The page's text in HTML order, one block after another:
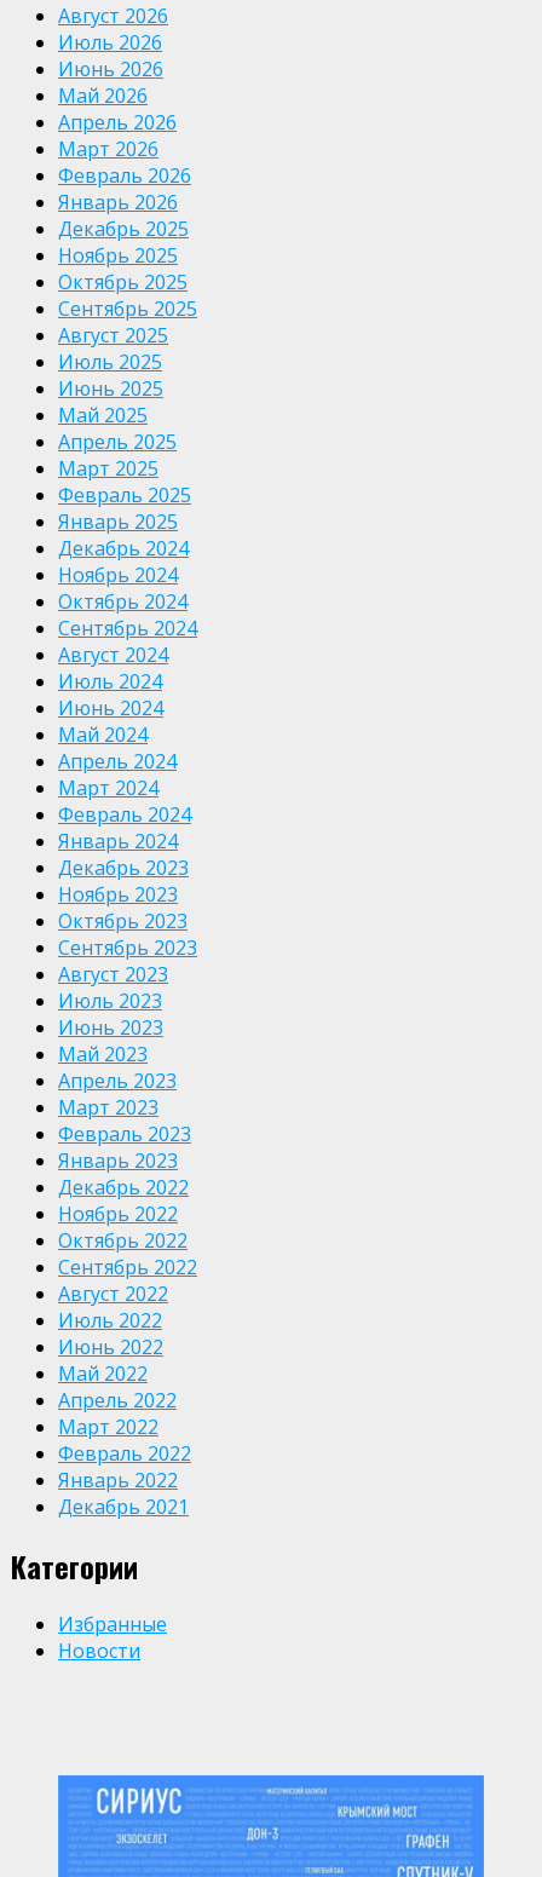
Август 2026
Июль 2026
Июнь 2026
Май 2026
Апрель 2026
Март 2026
Февраль 2026
Январь 2026
Декабрь 2025
Ноябрь 2025
Октябрь 2025
Сентябрь 2025
Август 2025
Июль 2025
Июнь 2025
Май 2025
Апрель 2025
Март 2025
Февраль 2025
Январь 2025
Декабрь 2024
Ноябрь 2024
Октябрь 2024
Сентябрь 2024
Август 2024
Июль 2024
Июнь 2024
Май 2024
Апрель 2024
Март 2024
Февраль 2024
Январь 2024
Декабрь 2023
Ноябрь 2023
Октябрь 2023
Сентябрь 2023
Август 2023
Июль 2023
Июнь 2023
Май 2023
Апрель 2023
Март 2023
Февраль 2023
Январь 2023
Декабрь 2022
Ноябрь 2022
Октябрь 2022
Сентябрь 2022
Август 2022
Июль 2022
Июнь 2022
Май 2022
Апрель 2022
Март 2022
Февраль 2022
Январь 2022
Декабрь 2021
Категории
Избранные
Новости